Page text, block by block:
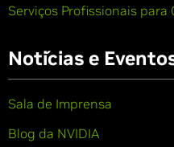
Serviços Profissionais para
Notícias e
Sala de Imprensa
Blog da NVIDIA